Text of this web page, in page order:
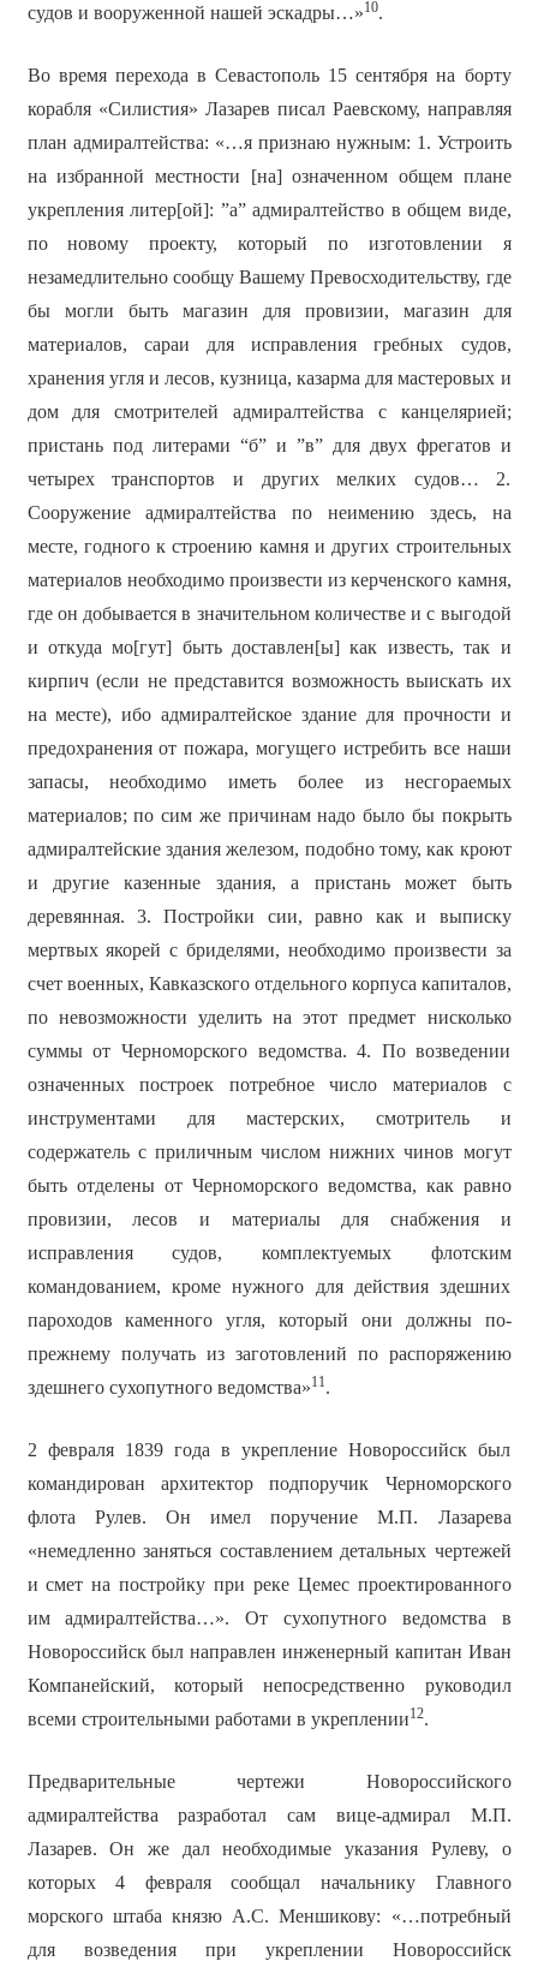
судов и вооруженной нашей эскадры…»10.
Во время перехода в Севастополь 15 сентября на борту
корабля «Силистия» Лазарев писал Раевскому, направляя
план адмиралтейства: «…я признаю нужным: 1. Устроить
на избранной местности [на] означенном общем плане
укрепления литер[ой]: ”а” адмиралтейство в общем виде,
по новому проекту, который по изготовлении я
незамедлительно сообщу Вашему Превосходительству, где
бы могли быть магазин для провизии, магазин для
материалов, сараи для исправления гребных судов,
хранения угля и лесов, кузница, казарма для мастеровых и
дом для смотрителей адмиралтейства с канцелярией;
пристань под литерами “б” и ”в” для двух фрегатов и
четырех транспортов и других мелких судов… 2.
Сооружение адмиралтейства по неимению здесь, на
месте, годного к строению камня и других строительных
материалов необходимо произвести из керченского камня,
где он добывается в значительном количестве и с выгодой
и откуда мо[гут] быть доставлен[ы] как известь, так и
кирпич (если не представится возможность выискать их
на месте), ибо адмиралтейское здание для прочности и
предохранения от пожара, могущего истребить все наши
запасы, необходимо иметь более из несгораемых
материалов; по сим же причинам надо было бы покрыть
адмиралтейские здания железом, подобно тому, как кроют
и другие казенные здания, а пристань может быть
деревянная. 3. Постройки сии, равно как и выписку
мертвых якорей с бриделями, необходимо произвести за
счет военных, Кавказского отдельного корпуса капиталов,
по невозможности уделить на этот предмет нисколько
суммы от Черноморского ведомства. 4. По возведении
означенных построек потребное число материалов с
инструментами для мастерских, смотритель и
содержатель с приличным числом нижних чинов могут
быть отделены от Черноморского ведомства, как равно
провизии, лесов и материалы для снабжения и
исправления судов, комплектуемых флотским
командованием, кроме нужного для действия здешних
пароходов каменного угля, который они должны по-
прежнему получать из заготовлений по распоряжению
здешнего сухопутного ведомства»11 .
2 февраля 1839 года в укрепление Новороссийск был
командирован архитектор подпоручик Черноморского
флота Рулев. Он имел поручение М.П. Лазарева
«немедленно заняться составлением детальных чертежей
и смет на постройку при реке Цемес проектированного
им адмиралтейства…». От сухопутного ведомства в
Новороссийск был направлен инженерный капитан Иван
Компанейский, который непосредственно руководил
всеми строительными работами в укреплении12.
Предварительные чертежи Новороссийского
адмиралтейства разработал сам вице-адмирал М.П.
Лазарев. Он же дал необходимые указания Рулеву, о
которых 4 февраля сообщал начальнику Главного
морского штаба князю А.С. Меншикову: «…потребный
для возведения при укреплении Новороссийск